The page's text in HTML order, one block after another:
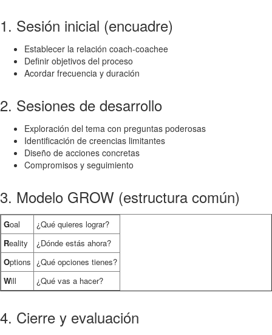
1. Sesión inicial (encuadre)
Establecer la relación coach-coachee
Definir objetivos del proceso
Acordar frecuencia y duración
2. Sesiones de desarrollo
Exploración del tema con preguntas poderosas
Identificación de creencias limitantes
Diseño de acciones concretas
Compromisos y seguimiento
3. Modelo GROW (estructura común)
Goal
¿Qué quieres lograr?
Reality
¿Dónde estás ahora?
Options ¿Qué opciones tienes?
Will ¿Qué vas a hacer?
4. Cierre y evaluación